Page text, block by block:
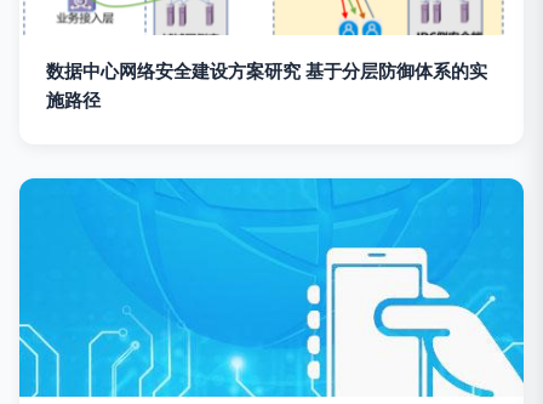
数据中心网络安全建设方案研究 基于分层防御体系的实
施路径